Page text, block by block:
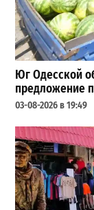
Юг Одесской
предложение
03-08-2026 в 19:49